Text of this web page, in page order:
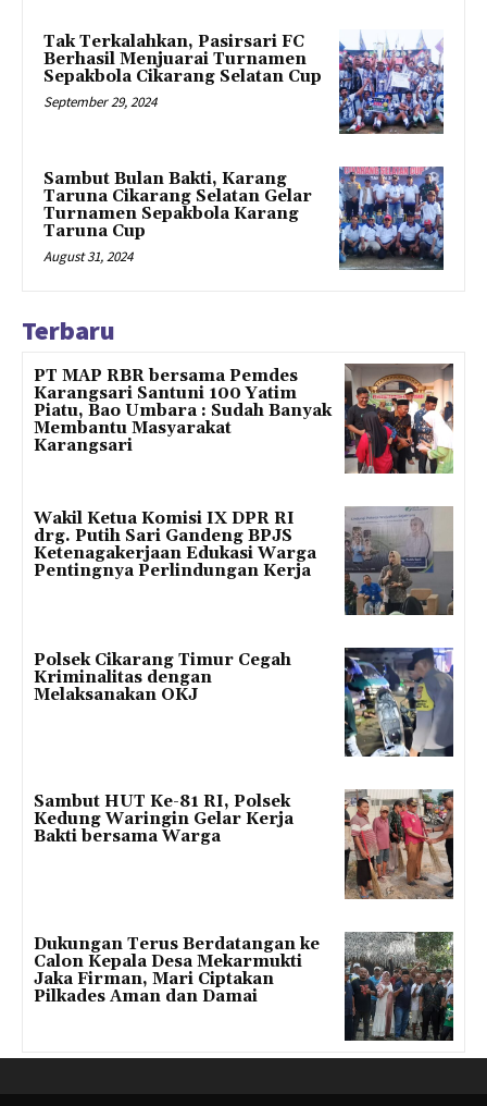
Tak Terkalahkan, Pasirsari FC
Berhasil Menjuarai Turnamen
Sepakbola Cikarang Selatan Cup
September 29, 2024
Sambut Bulan Bakti, Karang
Taruna Cikarang Selatan Gelar
Turnamen Sepakbola Karang
Taruna Cup
August 31, 2024
Terbaru
PT MAP RBR bersama Pemdes
Karangsari Santuni 100 Yatim
Piatu, Bao Umbara : Sudah Banyak
Membantu Masyarakat
Karangsari
Wakil Ketua Komisi IX DPR RI
drg. Putih Sari Gandeng BPJS
Ketenagakerjaan Edukasi Warga
Pentingnya Perlindungan Kerja
Polsek Cikarang Timur Cegah
Kriminalitas dengan
Melaksanakan OKJ
Sambut HUT Ke-81 RI, Polsek
Kedung Waringin Gelar Kerja
Bakti bersama Warga
Dukungan Terus Berdatangan ke
Calon Kepala Desa Mekarmukti
Jaka Firman, Mari Ciptakan
Pilkades Aman dan Damai